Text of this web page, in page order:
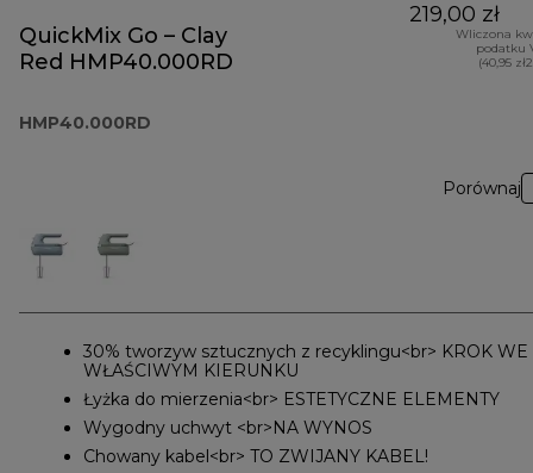
QuickMix Go – Clay
Red HMP40.000RD
HMP40.000RD
219,00 zł
Wliczona
podatku
(40,95
Porównaj
30% tworzyw sztucznych z recyklingu<br> KROK WE
WŁAŚCIWYM KIERUNKU
Łyżka do mierzenia<br> ESTETYCZNE ELEMENTY
Wygodny uchwyt <br>NA WYNOS
Chowany kabel<br> TO ZWIJANY KABEL!